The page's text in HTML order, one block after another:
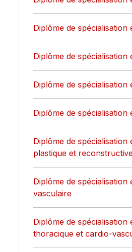
Diplôme de spécialisation
Diplôme de spécialisation
Diplôme de
Diplôme de spécialisation
Diplôme de spécialisation
plastique et
Diplôme de spécialisation
vasculaire
Diplôme de spécialisation
thoracique et cardio-